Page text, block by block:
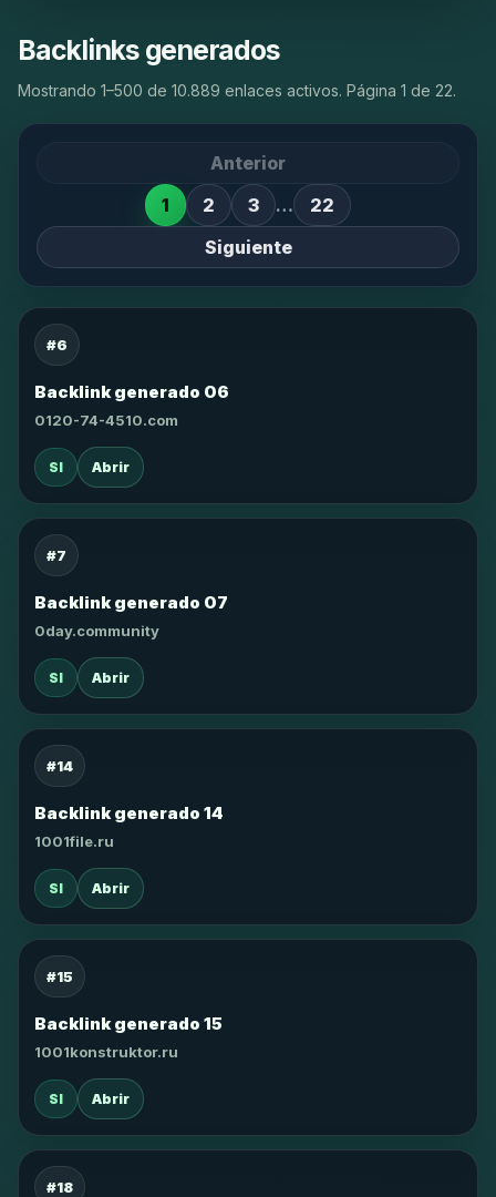
Backlinks generados
Mostrando 1–500 de 10.889 enlaces activos. Página 1 de 22.
Anterior
1
2 3 …
22
Siguiente
#6
Backlink generado 06
0120-74-4510.com
SI Abrir
#7
Backlink generado 07
0day.community
SI Abrir
#14
Backlink generado 14
1001file.ru
SI Abrir
#15
Backlink generado 15
1001konstruktor.ru
SI Abrir
#18